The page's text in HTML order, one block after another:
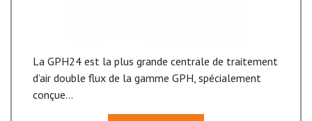
La GPH24 est la plus grande centrale de traitement
d’air double flux de la gamme GPH, spécialement
conçue...